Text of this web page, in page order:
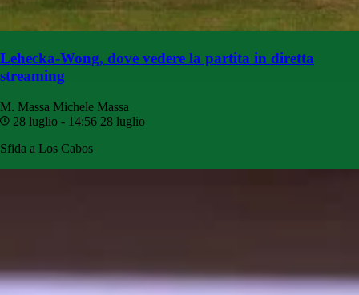
Lehecka-Wong, dove vedere la partita in diretta
streaming
M. Massa Michele Massa
28 luglio - 14:56 28 luglio
Sfida a Los Cabos